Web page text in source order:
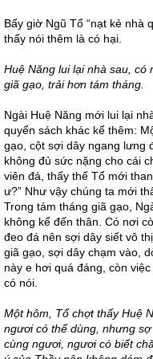
Bấy giờ Ngũ Tổ “nạt kẻ nhà
thấy nói thêm là có hại.
Huệ Năng lui lại nhà sau, có
giã gạo, trải hơn tám tháng.
Ngài Huệ Năng mới lui lại
quyển sách khác kể thêm:
gạo, cột sợi dây ngang lưng
không đủ sức nặng cho cái
viên đá, thấy thế Tổ mới
ư?” Như vậy chúng ta mới
Trong tám tháng giã gạo,
không kể đến thân. Có nơi
đeo đá nên sợi dây siết vô
giã gạo, sợi dây chạm vào,
này e hơi quá đáng, còn
có nói.
Một hôm, Tổ chợt thấy Huệ
ngươi có thể dùng, nhưng
cùng ngươi, ngươi có biết